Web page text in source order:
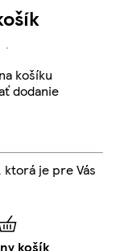
cena košíku
košíku
dodanie
je pre Vás
košík